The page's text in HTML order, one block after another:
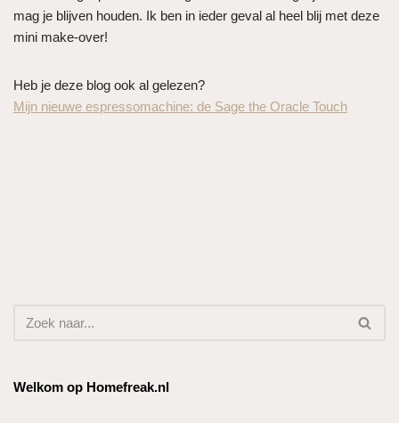
mag je blijven houden. Ik ben in ieder geval al heel blij met deze
mini make-over!
Heb je deze blog ook al gelezen?
Mijn nieuwe espressomachine: de Sage the Oracle Touch
Welkom op Homefreak.nl